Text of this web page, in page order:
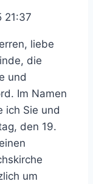
21:37
liebe
die
und
Im Namen
ich Sie und
den 19.
um